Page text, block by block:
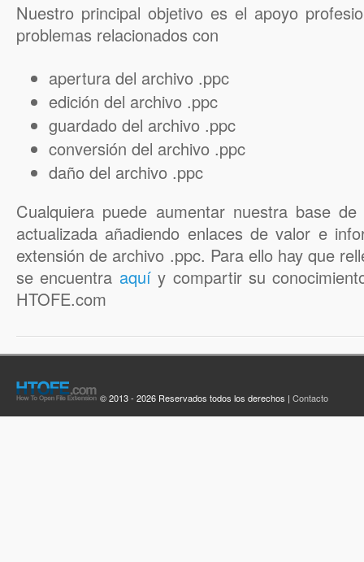
Nuestro principal objetivo es el apoyo
problemas relacionados con
apertura del archivo .ppc
edición del archivo .ppc
guardado del archivo .ppc
conversión del archivo .ppc
daño del archivo .ppc
Cualquiera puede aumentar nuestra base
actualizada añadiendo enlaces de valor e
extensión de archivo .ppc. Para ello hay que
se encuentra aquíy compartir su
HTOFE.com
© 2013 - 2026 Reservados todos los derechos | Contacto